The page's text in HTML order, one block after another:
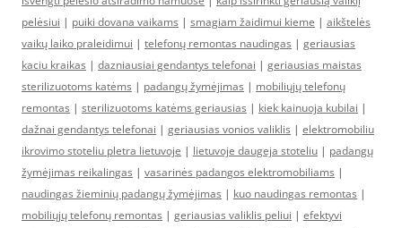
pelėsiui | puiki dovana vaikams | smagiam žaidimui kieme | aikštelės
vaikų laiko praleidimui | telefonų remontas naudingas | geriausias
kaciu kraikas | dazniausiai gendantys telefonai | geriausias maistas
sterilizuotoms katėms | padangų žymėjimas | mobiliųjų telefonų
remontas | sterilizuotoms katėms geriausias | kiek kainuoja kubilai |
dažnai gendantys telefonai | geriausias vonios valiklis | elektromobiliu
ikrovimo stoteliu pletra lietuvoje | lietuvoje daugeja stoteliu | padangų
žymėjimas reikalingas | vasarinės padangos elektromobiliams |
naudingas žieminių padangų žymėjimas | kuo naudingas remontas |
mobiliųjų telefonų remontas | geriausias valiklis peliui | efektyvi